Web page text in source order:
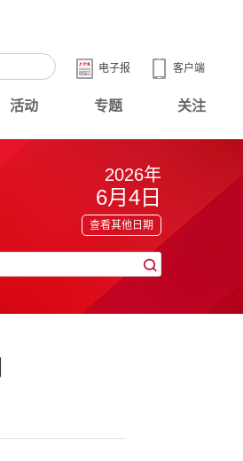
客户端
电子报
活动 专题 关注
2026年
6月4日
查看其他日期